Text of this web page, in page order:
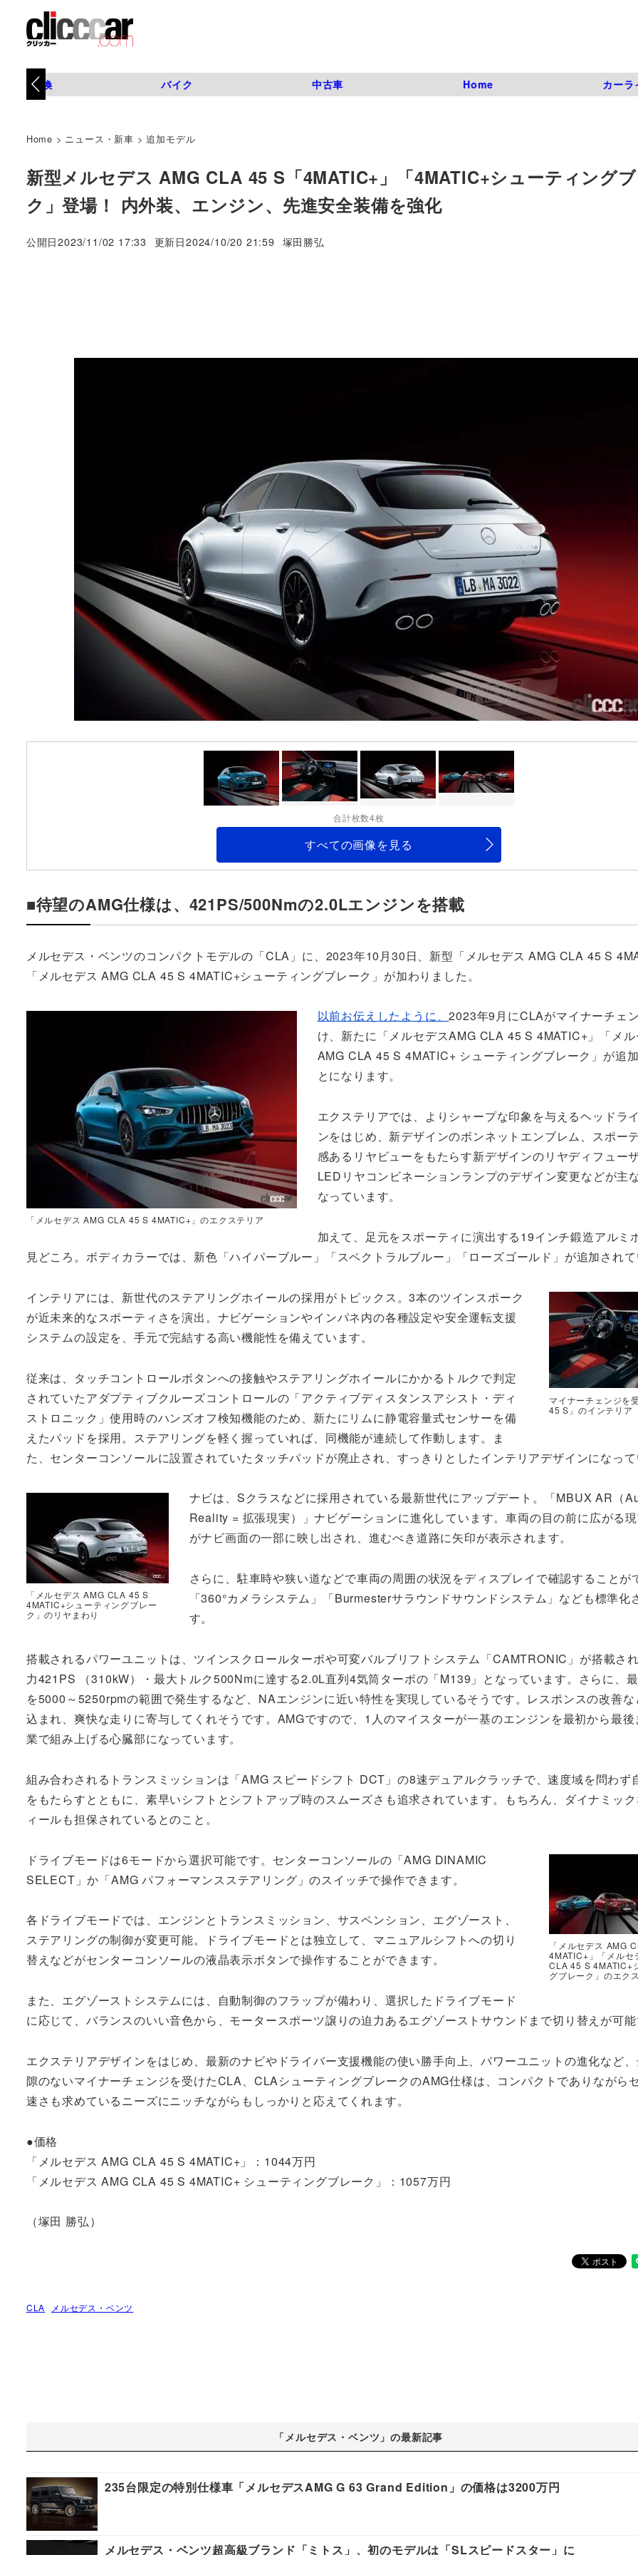
タイヤ交換 バイク 中古車 Home カーラ
Home > ニュース・新車 >追加モデル
新型メルセデス AMG CLA 45 S「4MATIC+」「4MATIC+シューティング
ク」登場！ 内外装、エンジン、先進安全装備を強化
公開日2023/11/02 17:33 更新日2024/10/20 21:59 著
塚田勝弘
合計枚数4枚
すべての画像を見る
■待望のAMG仕様は、421PS/500Nmの2.0Lエンジンを搭載
メルセデス・ベンツのコンパクトモデルの「CLA」に、2023年10月30日、新型「メルセデス AMG CLA 45 S
「メルセデス AMG CLA 45 S 4MATIC+シューティングブレーク」が加わりました。
「メルセデス AMG CLA 45 S 4MATIC+」のエクステリア
以前お伝えしたように、2023年9月にCLAがマイナーチェ
け、新たに「メルセデスAMG CLA 45 S 4MATIC+」「メル
AMG CLA 45 S 4MATIC+ シューティングブレーク」が追
とになります。
エクステリアでは、よりシャープな印象を与えるヘッドラ
ンをはじめ、新デザインのボンネットエンブレム、スポー
感あるリヤビューをもたらす新デザインのリヤディフューザ
LEDリヤコンビネーションランプのデザイン変更などが主
なっています。
加えて、足元をスポーティに演出する19インチ鍛造アルミ
見どころ。ボディカラーでは、新色「ハイパーブルー」「スペクトラルブルー」「ローズゴールド」が追加されて
マイナーチェンジを
45 S」のインテリア
インテリアには、新世代のステアリングホイールの採用がトピックス。3本のツインスポーク
が近未来的なスポーティさを演出。ナビゲーションやインパネ内の各種設定や安全運転支援
システムの設定を、手元で完結する高い機能性を備えています。
従来は、タッチコントロールボタンへの接触やステアリングホイールにかかるトルクで判定
されていたアダプティブクルーズコントロールの「アクティブディスタンスアシスト・ディ
ストロニック」使用時のハンズオフ検知機能のため、新たにリムに静電容量式センサーを備
えたパッドを採用。ステアリングを軽く握っていれば、同機能が連続して作動します。ま
た、センターコンソールに設置されていたタッチパッドが廃止され、すっきりとしたインテリアデザインになって
「メルセデス AMG CLA 45 S
4MATIC+シューティングブレー
ク」のリヤまわり
ナビは、Sクラスなどに採用されている最新世代にアップデート。「MBUX AR（
Reality = 拡張現実）」ナビゲーションに進化しています。車両の目の前に広がる
がナビ画面の一部に映し出され、進むべき道路に矢印が表示されます。
さらに、駐車時や狭い道などで車両の周囲の状況をディスプレイで確認することが
「360°カメラシステム」「Burmesterサラウンドサウンドシステム」なども標準化
す。
搭載されるパワーユニットは、ツインスクロールターボや可変バルブリフトシステム「CAMTRONIC」が搭載さ
力421PS （310kW）・最大トルク500Nmに達する2.0L直列4気筒ターボの「M139」となっています。さらに、
を5000～5250rpmの範囲で発生するなど、NAエンジンに近い特性を実現しているそうです。レスポンスの改善な
込まれ、爽快な走りに寄与してくれそうです。AMGですので、1人のマイスターが一基のエンジンを最初から最
業で組み上げる心臓部になっています。
組み合わされるトランスミッションは「AMG スピードシフト DCT」の8速デュアルクラッチで、速度域を問わず
をもたらすとともに、素早いシフトとシフトアップ時のスムーズさも追求されています。もちろん、ダイナミッ
ィールも担保されているとのこと。
「メルセデス AMG
4MATIC+」「メルセ
CLA 45 S 4MATIC+
グブレーク」のエク
ドライブモードは6モードから選択可能です。センターコンソールの「AMG DINAMIC
SELECT」か「AMG パフォーマンスステアリング」のスイッチで操作できます。
各ドライブモードでは、エンジンとトランスミッション、サスペンション、エグゾースト、
ステアリングの制御が変更可能。ドライブモードとは独立して、マニュアルシフトへの切り
替えなどがセンターコンソールの液晶表示ボタンで操作することができます。
また、エグゾーストシステムには、自動制御のフラップが備わり、選択したドライブモード
に応じて、バランスのいい音色から、モータースポーツ譲りの迫力あるエグゾーストサウンドまで切り替えが可能
エクステリアデザインをはじめ、最新のナビやドライバー支援機能の使い勝手向上、パワーユニットの進化など、
隙のないマイナーチェンジを受けたCLA、CLAシューティングブレークのAMG仕様は、コンパクトでありながら
速さも求めているニーズにニッチながらもしっかりと応えてくれます。
●価格
「メルセデス AMG CLA 45 S 4MATIC+」：1044万円
「メルセデス AMG CLA 45 S 4MATIC+ シューティングブレーク」：1057万円
（塚田 勝弘）
CLA メルセデス・ベンツ
「メルセデス・ベンツ」の最新記事
235台限定の特別仕様車「メルセデスAMG G 63 Grand Edition」の価格は3200万円
メルセデス・ベンツ超高級ブランド「ミトス」、初のモデルは「SLスピードスター」に